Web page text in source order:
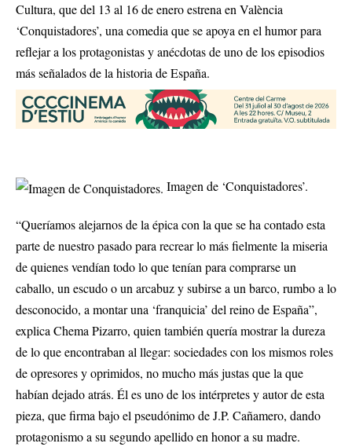
Cultura, que del 13 al 16 de enero estrena en València
‘Conquistadores’, una comedia que se apoya en el humor para
reflejar a los protagonistas y anécdotas de uno de los episodios
más señalados de la historia de España.
Imagen de ‘Conquistadores’.
“Queríamos alejarnos de la épica con la que se ha contado esta
parte de nuestro pasado para recrear lo más fielmente la miseria
de quienes vendían todo lo que tenían para comprarse un
caballo, un escudo o un arcabuz y subirse a un barco, rumbo a lo
desconocido, a montar una ‘franquicia’ del reino de España”,
explica Chema Pizarro, quien también quería mostrar la dureza
de lo que encontraban al llegar: sociedades con los mismos roles
de opresores y oprimidos, no mucho más justas que la que
habían dejado atrás. Él es uno de los intérpretes y autor de esta
pieza, que firma bajo el pseudónimo de J.P. Cañamero, dando
protagonismo a su segundo apellido en honor a su madre.